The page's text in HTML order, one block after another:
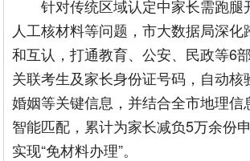
针对传统区域认定中家长需跑腿
人工核材料等问题，市大数据局深
和互认，打通教育、公安、民政等6
关联考生及家长身份证号码，自动核
婚姻等关键信息，并结合全市地理信
智能匹配，累计为家长减负5万余份
实现“免材料办理”。